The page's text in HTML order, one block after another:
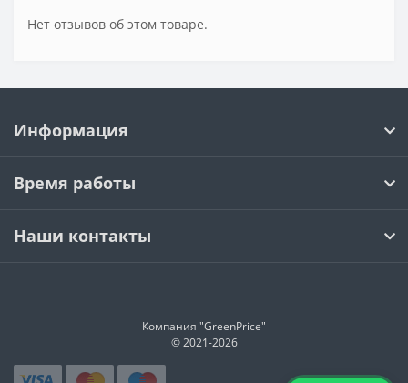
Нет отзывов об этом товаре.
Информация
Время работы
Наши контакты
Компания "GreenPrice"
© 2021-2026